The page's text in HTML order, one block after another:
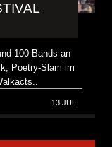
100 Bands an
Poetry-Slam im
13 JULI